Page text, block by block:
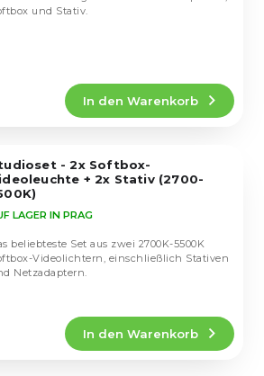
In den Warenkorb
und Stativ.
- 2x Softbox-
+ 2x Stativ (2700-
LAGER IN PRAG
In den Warenkorb
beliebteste Set aus zwei 2700K-5500K
Videolichtern, einschließlich Stativen
Netzadaptern.